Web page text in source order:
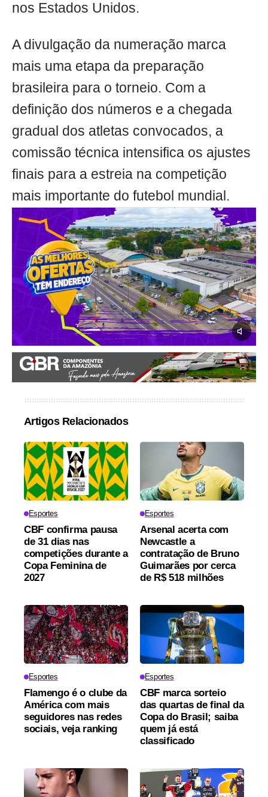
nos Estados Unidos.
A divulgação da numeração marca
mais uma etapa da preparação
brasileira para o torneio. Com a
definição dos números e a chegada
gradual dos atletas convocados, a
comissão técnica intensifica os ajustes
finais para a estreia na competição
mais importante do futebol mundial.
Artigos Relacionados
Esportes
CBF confirma pausa
de 31 dias nas
competições durante a
Copa Feminina de
2027
Esportes
Arsenal acerta com
Newcastle a
contratação de Bruno
Guimarães por cerca
de R$ 518 milhões
Esportes
Flamengo é o clube da
América com mais
seguidores nas redes
sociais, veja ranking
Esportes
CBF marca sorteio
das quartas de final da
Copa do Brasil; saiba
quem já está
classificado